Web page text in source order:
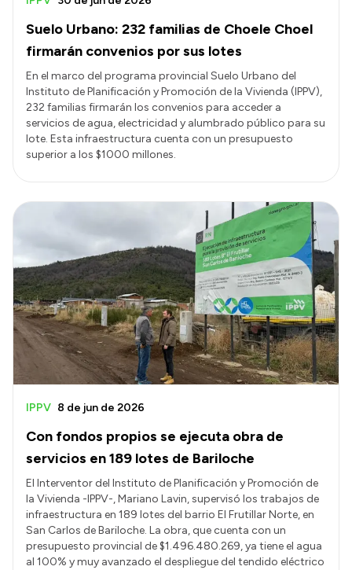
Suelo Urbano: 232 familias de Choele Choel
firmarán convenios por sus lotes
En el marco del programa provincial Suelo Urbano del
Instituto de Planificación y Promoción de la Vivienda (IPPV),
232 familias firmarán los convenios para acceder a
servicios de agua, electricidad y alumbrado público para su
lote. Esta infraestructura cuenta con un presupuesto
superior a los $1000 millones.
Con fondos propios se ejecuta obra de
servicios en 189 lotes de Bariloche
IPPV 8 de jun de 2026
El Interventor del Instituto de Planificación y Promoción de
la Vivienda -IPPV-, Mariano Lavin, supervisó los trabajos de
infraestructura en 189 lotes del barrio El Frutillar Norte, en
San Carlos de Bariloche. La obra, que cuenta con un
presupuesto provincial de $1.496.480.269, ya tiene el agua
al 100% y muy avanzado el despliegue del tendido eléctrico